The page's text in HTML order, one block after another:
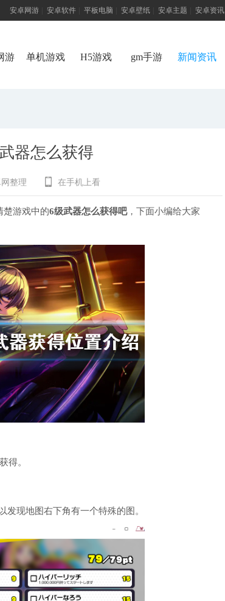
安卓网游 安卓软件 平板电脑 安卓壁纸 安卓主题 安卓资讯
游 单机游戏 H5游戏 gm手游 新闻资讯
器怎么获得
整理 在手机上看
楚游戏中的6级武器怎么获得吧，下面小编给大家
得。
现地图右下角有一个特殊的图。